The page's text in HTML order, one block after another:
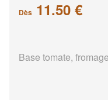
Dès 11.50 €
Base tomate,